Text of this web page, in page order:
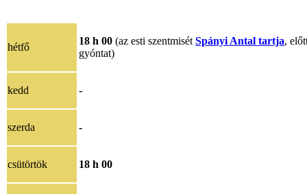
hétfő
18 h 00 (az esti szentmisét Spányi Antal tartja,
gyóntat)
kedd -
szerda -
csütörtök 18 h 00